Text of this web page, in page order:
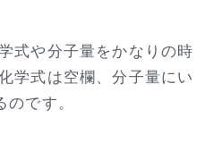
式や分子量をかなりの時
学式は空欄、分子量にい
です。